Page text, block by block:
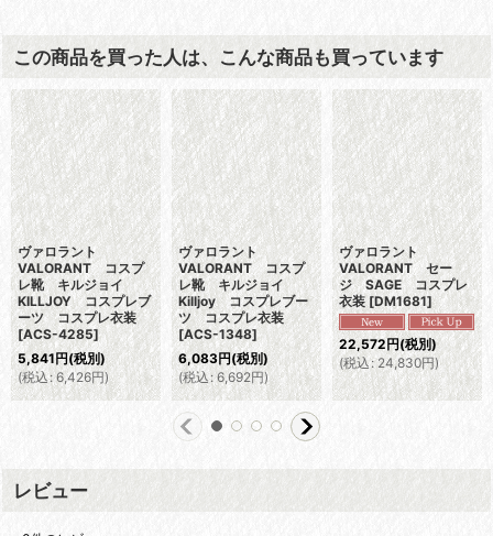
この商品を買った人は、こんな商品も買っています
ヴァロラント
VALORANT コスプ
レ靴 キルジョイ
KILLJOY コスプレブ
ーツ コスプレ衣装
[ACS-4285]
5,841円(税別)
(税込: 6,426円)
ヴァロラント
VALORANT コスプ
レ靴 キルジョイ
Killjoy コスプレブー
ツ コスプレ衣装
[ACS-1348]
6,083円(税別)
(税込: 6,692円)
ヴァロラント
VALORANT セー
ジ SAGE コスプレ
衣装 [DM1681]
22,572円(税別)
(税込: 24,830円)
レビュー